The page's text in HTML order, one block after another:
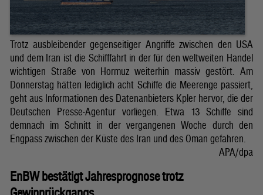
Trotz ausbleibender gegenseitiger Angriffe zwischen den USA
und dem Iran ist die Schifffahrt in der für den weltweiten Handel
wichtigen Straße von Hormuz weiterhin massiv gestört. Am
Donnerstag hätten lediglich acht Schiffe die Meerenge passiert,
geht aus Informationen des Datenanbieters Kpler hervor, die der
Deutschen Presse-Agentur vorliegen. Etwa 13 Schiffe sind
demnach im Schnitt in der vergangenen Woche durch den
Engpass zwischen der Küste des Iran und des Oman gefahren.
APA/dpa
EnBW bestätigt Jahresprognose trotz